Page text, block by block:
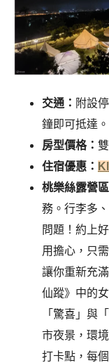
交通： 附設
鐘即可抵達。
房型價格：
住宿優惠：
桃樂絲露營區
務。行李多
問題！約上
用擔心，只
讓你重新充
仙蹤》中的
「驚喜」與
市夜景，環
打卡點，每